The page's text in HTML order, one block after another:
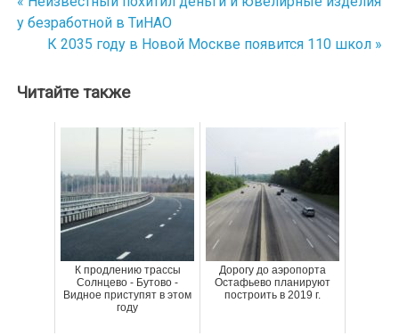
Навигация
по
у безработной в ТиНАО
К 2035 году в Новой Москве появится 110 школ »
Читайте также
К продлению трассы
Солнцево - Бутово -
Видное приступят в этом
году
Дорогу до аэропорта
Остафьево планируют
построить в 2019 г.